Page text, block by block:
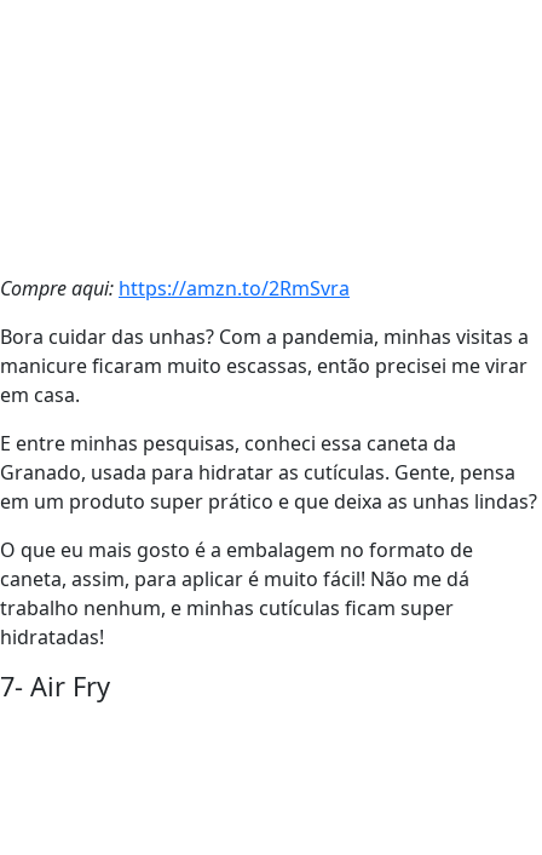
Compre aqui: https://amzn.to/2RmSvra
Bora cuidar das unhas? Com a pandemia, minhas visitas a
manicure ficaram muito escassas, então precisei me virar
em casa.
E entre minhas pesquisas, conheci essa caneta da
Granado, usada para hidratar as cutículas. Gente, pensa
em um produto super prático e que deixa as unhas lindas?
O que eu mais gosto é a embalagem no formato de
caneta, assim, para aplicar é muito fácil! Não me dá
trabalho nenhum, e minhas cutículas ficam super
hidratadas!
7- Air Fry